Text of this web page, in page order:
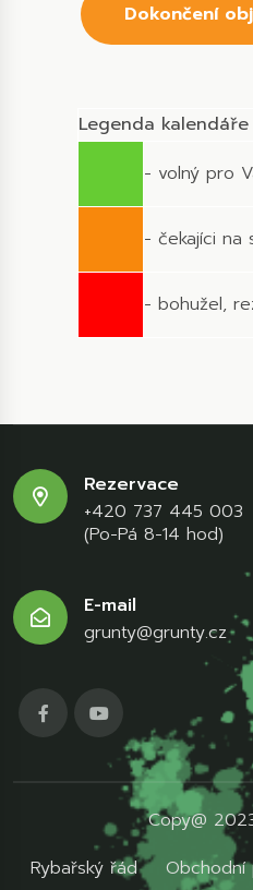
Dokončení
Legenda kalendáře
- volný pro
- čekajíci na
- bohužel,
Rezervace
+420 737 445 003
(Po-Pá 8-14 hod)
E-mail
grunty@grunty.cz
Copy@
Rybařský řád
Obchodní